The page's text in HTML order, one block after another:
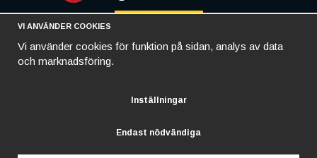
VI ANVÄNDER COOKIES
Vi använder cookies för funktion på sidan, analys av data
och marknadsföring.
Inställningar
Endast nödvändiga